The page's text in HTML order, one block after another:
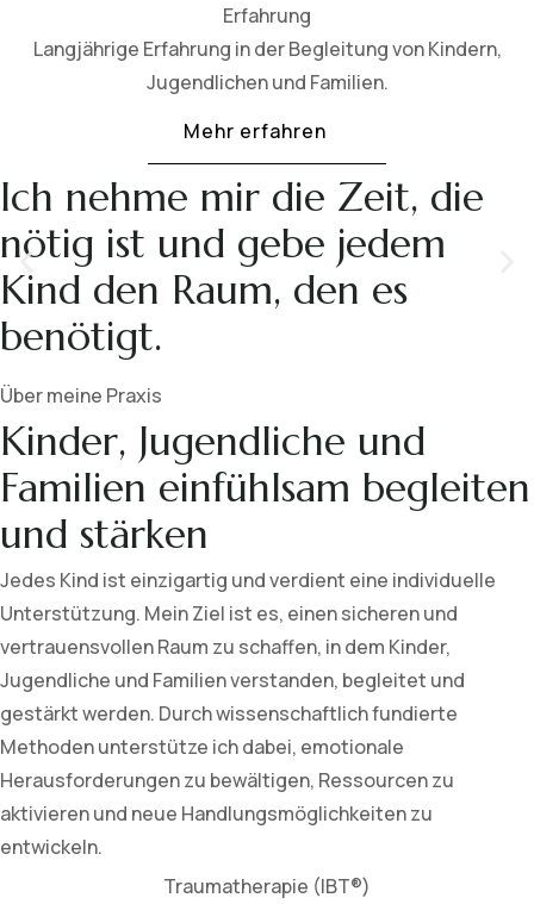
Erfahrung
Langjährige Erfahrung in der Begleitung von Kindern,
Jugendlichen und Familien.
Mehr erfahren
Ich nehme mir die Zeit, die
nötig ist und gebe jedem
Kind den Raum, den es
benötigt.
Über meine Praxis
Kinder, Jugendliche und
Familien einfühlsam begleiten
und stärken
Jedes Kind ist einzigartig und verdient eine individuelle
Unterstützung. Mein Ziel ist es, einen sicheren und
vertrauensvollen Raum zu schaffen, in dem Kinder,
Jugendliche und Familien verstanden, begleitet und
gestärkt werden. Durch wissenschaftlich fundierte
Methoden unterstütze ich dabei, emotionale
Herausforderungen zu bewältigen, Ressourcen zu
aktivieren und neue Handlungsmöglichkeiten zu
entwickeln.
Traumatherapie (IBT®)